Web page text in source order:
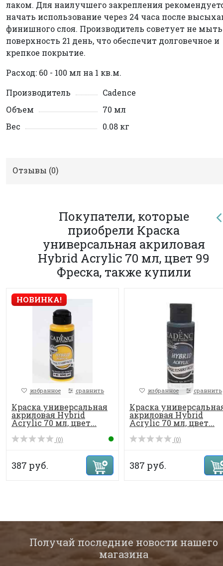
лаком. Для наилучшего закрепления
начать использование через 24 часа после
финишного слоя. Производитель советует не мыть
поверхность 21 день, что обеспечит долговечное и
крепкое покрытие.
Расход: 60 - 100 мл на 1 кв.м.
Производитель
Cadence
Объем
70 мл
Вес
0.08 кг
Отзывы (0)
Покупатели, которые
приобрели Краска
универсальная акриловая
Hybrid Acrylic 70 мл, цвет 99
Фреска, также купили
НОВИНКА!
избранное сравнить
Краска универсальная
акриловая Hybrid
Acrylic 70 мл, цвет...
(0)
387 руб.
избранное сравнить
Краска
акриловая Hybrid
Acrylic 70 мл, цвет...
(0)
387 руб.
Получай последние новости нашего
магазина